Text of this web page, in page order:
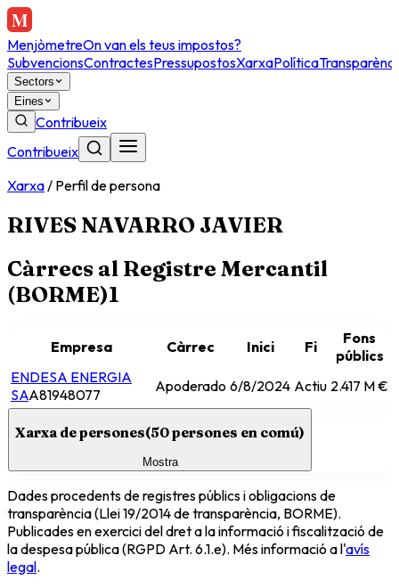
MenjòmetreOn van els teus impostos?
SubvencionsContractesPressupostosXarxaPolítica
Sectors
Eines
Contribueix
Contribueix
Xarxa/ Perfil de persona
RIVES NAVARRO JAVIER
Càrrecs al Registre Mercantil
(BORME)1
Empresa Càrrec Inici Fi
Fons
públics
ENDESA ENERGIA
SAA81948077 Apoderado 6/8/2024 Actiu 2.417 M €
Xarxa de persones(50persones en comú)
Mostra
Dades procedents de registres públics i obligacions de
transparència (Llei 19/2014 de transparència, BORME).
Publicades en exercici del dret a la informació i fiscalització de
la despesa pública (RGPD Art. 6.1.e). Més informació a l'avís
legal.